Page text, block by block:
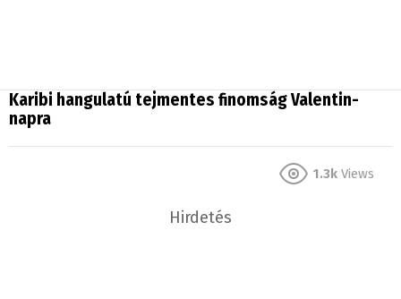
Karibi hangulatú tejmentes finomság Valentin-
napra
1.3k Views
Hirdetés